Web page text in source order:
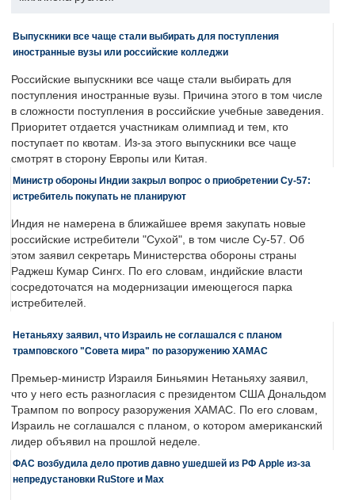
Выпускники все чаще стали выбирать для поступления
иностранные вузы или российские колледжи
Российские выпускники все чаще стали выбирать для
поступления иностранные вузы. Причина этого в том числе
в сложности поступления в российские учебные заведения.
Приоритет отдается участникам олимпиад и тем, кто
поступает по квотам. Из-за этого выпускники все чаще
смотрят в сторону Европы или Китая.
Министр обороны Индии закрыл вопрос о приобретении Су-57:
истребитель покупать не планируют
Индия не намерена в ближайшее время закупать новые
российские истребители "Сухой", в том числе Су-57. Об
этом заявил секретарь Министерства обороны страны
Раджеш Кумар Сингх. По его словам, индийские власти
сосредоточатся на модернизации имеющегося парка
истребителей.
Нетаньяху заявил, что Израиль не соглашался с планом
трамповского "Совета мира" по разоружению ХАМАС
Премьер-министр Израиля Биньямин Нетаньяху заявил,
что у него есть разногласия с президентом США Дональдом
Трампом по вопросу разоружения ХАМАС. По его словам,
Израиль не соглашался с планом, о котором американский
лидер объявил на прошлой неделе.
ФАС возбудила дело против давно ушедшей из РФ Apple из-за
непредустановки RuStore и Max